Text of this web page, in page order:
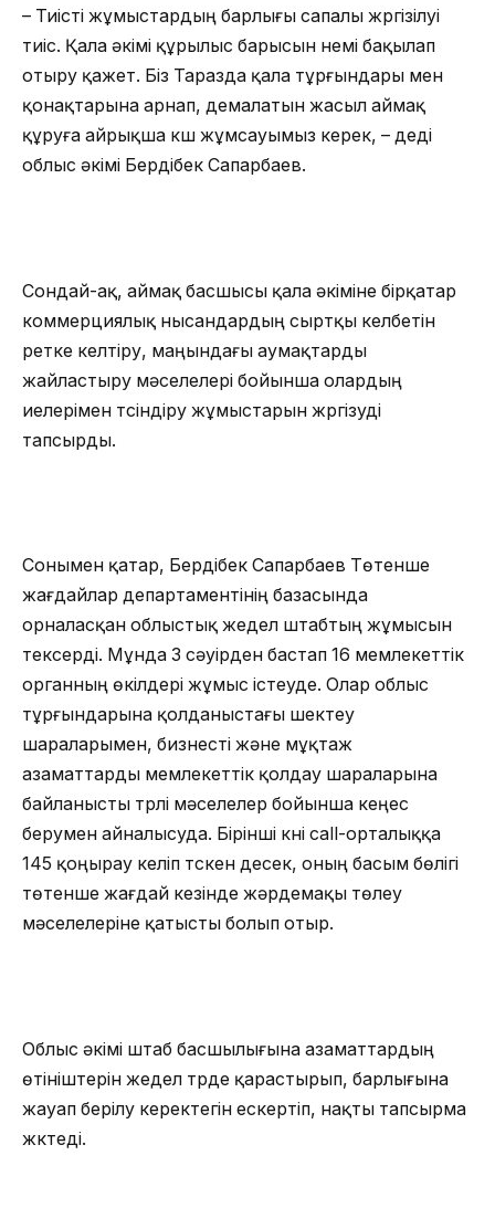
– Тиісті жұмыстардың барлығы сапалы жүргізілуі
тиіс. Қала әкімі құрылыс барысын үнемі бақылап
отыру қажет. Біз Таразда қала тұрғындары мен
қонақтарына арнап, демалатын жасыл аймақ
құруға айрықша күш жұмсауымыз керек, – деді
облыс әкімі Бердібек Сапарбаев.
Сондай-ақ, аймақ басшысы қала әкіміне бірқатар
коммерциялық нысандардың сыртқы келбетін
ретке келтіру, маңындағы аумақтарды
жайластыру мәселелері бойынша олардың
иелерімен түсіндіру жұмыстарын жүргізуді
тапсырды.
Сонымен қатар, Бердібек Сапарбаев Төтенше
жағдайлар департаментінің базасында
орналасқан облыстық жедел штабтың жұмысын
тексерді. Мұнда 3 сәуірден бастап 16 мемлекеттік
органның өкілдері жұмыс істеуде. Олар облыс
тұрғындарына қолданыстағы шектеу
шараларымен, бизнесті және мұқтаж
азаматтарды мемлекеттік қолдау шараларына
байланысты түрлі мәселелер бойынша кеңес
берумен айналысуда. Бірінші күні call-орталыққа
145 қоңырау келіп түскен десек, оның басым бөлігі
төтенше жағдай кезінде жәрдемақы төлеу
мәселелеріне қатысты болып отыр.
Облыс әкімі штаб басшылығына азаматтардың
өтініштерін жедел түрде қарастырып, барлығына
жауап берілу керектегін ескертіп, нақты тапсырма
жүктеді.